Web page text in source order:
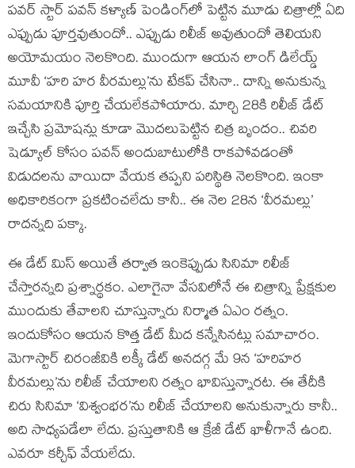
పవర్ స్టార్ పవన్ కళ్యాణ్ పెండింగ్‌లో పెట్టిన మూడు చిత్రాల్లో ఏది
ఎఫ్పుడు పూర్తవుతుందో.. ఎప్పుడు రిలీజ్ అవుతుందో తెలియని
అయోమయం నెలకొంది. ముందుగా ఆయన లాంగ్ డిలేయ్డ్
మూవీ ‘హరి హర వీరమల్లు’ను టేకప్ చేసినా.. దాన్ని అనుకున్న
సమయానికి పూర్తి చేయలేకపోయారు. మార్చి 28కి రిలీజ్ డేట్
ఇచ్చేసి ప్రమోషన్లు కూడా మొదలుపెట్టిన చిత్ర బృందం.. చివరి
షెడ్యూల్ కోసం పవన్ అందుబాటులోకి రాకపోవడంతో
విడుదలను వాయిదా వేయక తప్పని పరిస్థితి నెలకొంది. ఇంకా
అధికారికంగా ప్రకటించలేదు కానీ.. ఈ నెల 28న ‘వీరమల్లు’
రాదన్నది పక్కా.
ఈ డేట్ మిస్ అయితే తర్వాత ఇంకెప్పుడు సినిమా రిలీజ్
చేస్తారన్నది ప్రశ్నార్థకం. ఎలాగైనా వేసవిలోనే ఈ చిత్రాన్ని ప్రేక్షకుల
ముందుకు తేవాలని చూస్తున్నారు నిర్మాత ఏఎం రత్నం.
ఇందుకోసం ఆయన కొత్త డేట్ మీద కన్నేసినట్లు సమాచారం.
మెగాస్టార్ చిరంజీవికి లక్కీ డేట్ అనదగ్గ మే 9న ‘హరిహర
వీరమల్లు’ను రిలీజ్ చేయాలని రత్నం భావిస్తున్నారట. ఈ తేదీకి
చిరు సినిమా ‘విశ్వంభర’ను రిలీజ్ చేయాలని అనుకున్నారు కానీ..
అది సాధ్యపడేలా లేదు. ప్రస్తుతానికి ఆ క్రేజీ డేట్ ఖాళీగానే ఉంది.
ఎవరూ కర్చీఫ్ వేయలేదు.